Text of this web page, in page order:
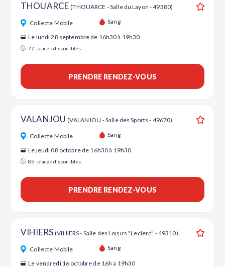
THOUARCE(THOUARCE - Salle du Layon - 49380)
Collecte Mobile Sang
Le lundi 28 septembre de 16h30 à 19h30
77 places disponibles
PRENDRE RENDEZ-VOUS
VALANJOU(VALANJOU - Salle des Sports - 49670)
Collecte Mobile Sang
Le jeudi 08 octobre de 16h30 à 19h30
85 places disponibles
PRENDRE RENDEZ-VOUS
VIHIERS(VIHIERS - Salle des Loisirs "Leclerc" - 49310)
Collecte Mobile Sang
Le vendredi 16 octobre de 16h à 19h30